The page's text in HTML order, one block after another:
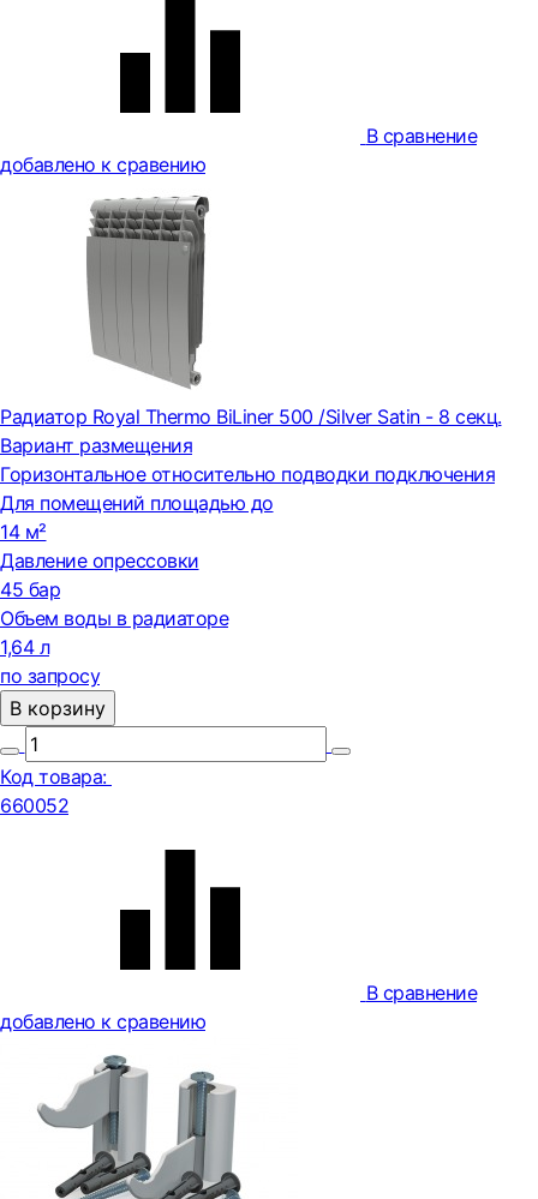
В сравнение
добавлено к сравению
Радиатор Royal Thermo BiLiner 500 /Silver Satin - 8 секц.
Вариант размещения
Горизонтальное относительно подводки подключения
Для помещений площадью до
14 м²
Давление опрессовки
45 бар
Объем воды в радиаторе
1,64 л
по запросу
В корзину
Код товара:
660052
В сравнение
добавлено к сравению